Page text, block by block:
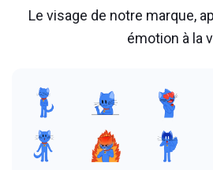
Le visage de notre marque,
émotion à la